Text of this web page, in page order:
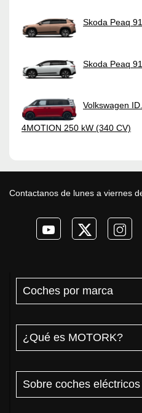
Skoda Peaq
Skoda Peaq
Volkswagen
4MOTION 250 kW (340 CV)
Contactanos de lunes a viernes
Coches por marca
¿Qué es MOTORK?
Sobre coches eléctricos